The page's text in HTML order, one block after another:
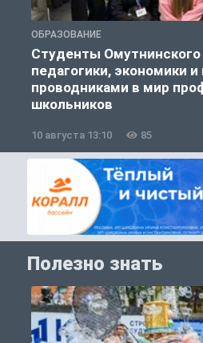
ОБРАЗОВАНИЕ
Студенты
педагогики, экономики
проводниками в мир
школьников
10 августа 13:10 85
Полезно знать